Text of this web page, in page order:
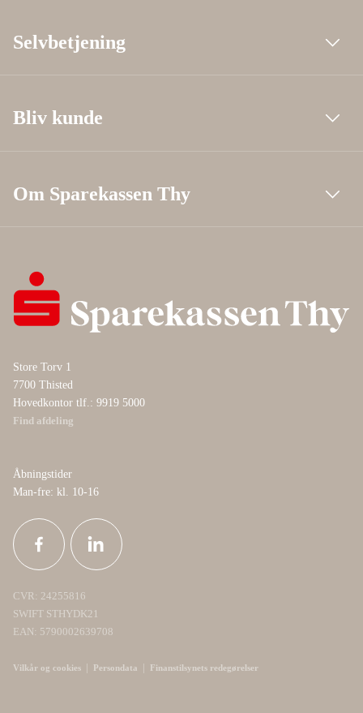
Selvbetjening
Bliv kunde
Om Sparekassen Thy
Store Torv 1
7700 Thisted
Hovedkontor tlf.: 9919 5000
Find afdeling
Åbningstider
Man-fre: kl. 10-16
CVR: 24255816
SWIFT STHYDK21
EAN: 5790002639708
Vilkår og cookies Persondata Finanstilsynets redegørelser